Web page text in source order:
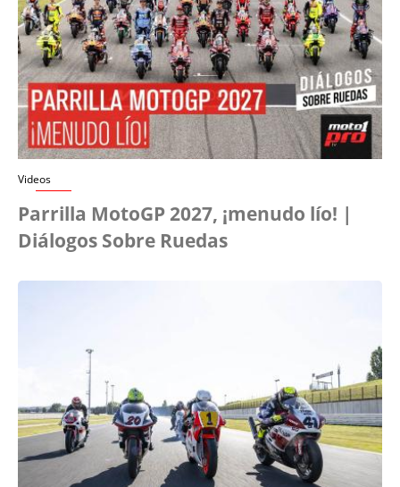
Videos
Parrilla MotoGP 2027, ¡menudo lío! |
Diálogos Sobre Ruedas